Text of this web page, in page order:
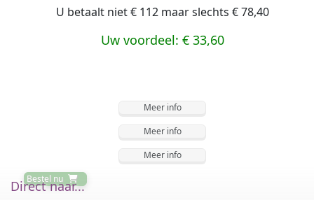
U betaalt niet € 112 maar slechts € 78,40
Uw voordeel: € 33,60
Meer info
Meer info
Meer info
Bestel nu
Direct naar...